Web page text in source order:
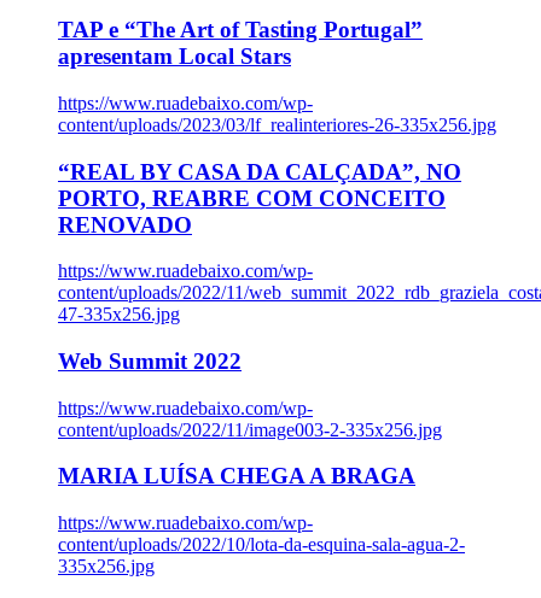
TAP e “The Art of Tasting Portugal”
apresentam Local Stars
https://www.ruadebaixo.com/wp-
content/uploads/2023/03/lf_realinteriores-26-335x256.jpg
“REAL BY CASA DA CALÇADA”, NO
PORTO, REABRE COM CONCEITO
RENOVADO
https://www.ruadebaixo.com/wp-
content/uploads/2022/11/
47-335x256.jpg
Web Summit 2022
https://www.ruadebaixo.com/wp-
content/uploads/2022/11/image003-2-335x256.jpg
MARIA LUÍSA CHEGA A BRAGA
https://www.ruadebaixo.com/wp-
content/uploads/2022/10/lota-da-esquina-sala-agua-2-
335x256.jpg